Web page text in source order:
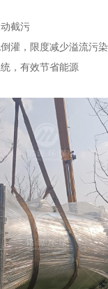
截污
灌，限度减少溢流污染
，有效节省能源